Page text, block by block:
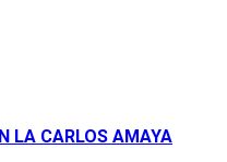
LA CARLOS AMAYA